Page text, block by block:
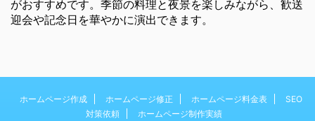
がおすすめです。季節の料理と夜景を楽しみながら、歓送
迎会や記念日を華やかに演出できます。
ホームページ作成 ホームページ修正 ホームページ料金表
SEO
対策依頼
ホームページ制作実績